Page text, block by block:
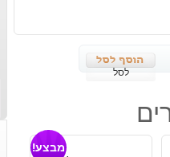
לסל
מבצע!